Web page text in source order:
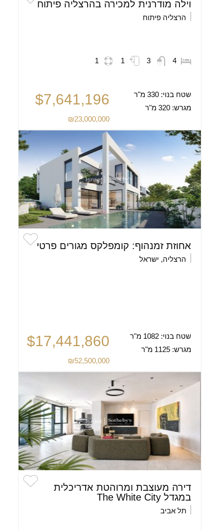
וילה מודרנית למכירה בהרצליה פיתוח
הרצליה פיתוח
4
3
1
1
שטח בנוי:330 מ"ר
מגרש:320 מ"ר
$7,641,196
₪23,000,000
אחוזת זמנהוף: קומפלקס מגורים פרטי
הרצליה, ישראל
שטח בנוי:1082 מ"ר
מגרש:1125 מ"ר
$17,441,860
₪52,500,000
דירה מעוצבת ומרוהטת אדריכלית
במגדל The White City
תל אביב